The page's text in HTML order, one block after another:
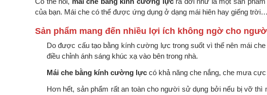
của bạn. Mái che có thể được ứng dụng ở dạng mái hiên hay giếng
Sản phẩm mang đến nhiều lợi ích không ngờ cho
Do được cấu tạo bằng kính cường lực trong suốt vì thế nên mái
điều chỉnh ánh sáng khúc xạ vào bên trong nhà.
Mái che bằng kính cường lực có khả năng che nắng, che mưa
Hơn hết, sản phẩm rất an toàn cho người sử dụng bởi nếu bị vỡ